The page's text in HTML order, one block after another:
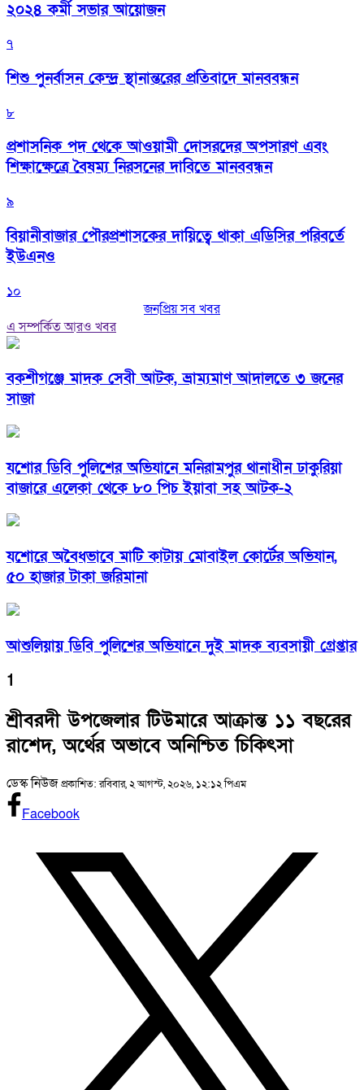
২০২৪ কর্মী সভার আয়োজন
৭
শিশু পুনর্বাসন কেন্দ্র স্থানান্তরের প্রতিবাদে মানববন্ধন
৮
প্রশাসনিক পদ থেকে আওয়ামী দোসরদের অপসারণ এবং
শিক্ষাক্ষেত্রে বৈষম্য নিরসনের দাবিতে মানববন্ধন
৯
বিয়ানীবাজার পৌরপ্রশাসকের দায়িত্বে থাকা এডিসির পরিবর্তে
ইউএনও
১০
জনপ্রিয় সব খবর
এ সম্পর্কিত আরও খবর
বকশীগঞ্জে মাদক সেবী আটক, ভ্রাম্যমাণ আদালতে ৩ জনের
সাজা
যশোর ডিবি পুলিশের অভিযানে মনিরামপুর থানাধীন ঢাকুরিয়া
বাজারে এলেকা থেকে ৮০ পিচ ইয়াবা সহ আটক-২
যশোরে অবৈধভাবে মাটি কাটায় মোবাইল কোর্টের অভিযান,
৫০ হাজার টাকা জরিমানা
আশুলিয়ায় ডিবি পুলিশের অভিযানে দুই মাদক ব্যবসায়ী গ্রেপ্তার
1
শ্রীবরদী উপজেলার টিউমারে আক্রান্ত ১১ বছরের
রাশেদ, অর্থের অভাবে অনিশ্চিত চিকিৎসা
ডেস্ক নিউজপ্রকাশিত: রবিবার, ২ আগস্ট, ২০২৬, ১২:১২ পিএম
Facebook